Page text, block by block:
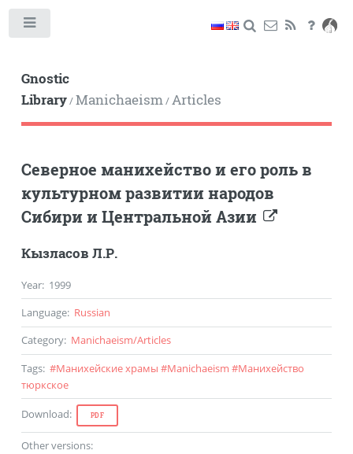
Gnostic
Library/Manichaeism/Articles
Северное манихейство и его роль в
культурном развитии народов
Сибири и Центральной Азии
Кызласов Л.Р.
Year: 1999
Language: Russian
Category: Manichaeism/Articles
Tags: #Манихейские храмы #Manichaeism #Манихейство
тюркское
Download: PDF
Other versions: